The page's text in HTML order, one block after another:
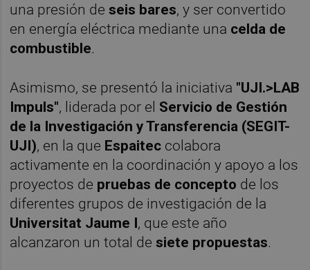
una presión deseis bares, y ser convertido
en energía eléctrica mediante una celda de
combustible.
Asimismo, se presentó la iniciativa "UJI.>LAB
Impuls", liderada por el Servicio de Gestión
de la Investigación y Transferencia (SEGIT-
UJI), en la que Espaitec colabora
activamente en la coordinación y apoyo a los
proyectos de pruebas de concepto de los
diferentes grupos de investigación de la
Universitat Jaume I, que este año
alcanzaron un total desiete propuestas.